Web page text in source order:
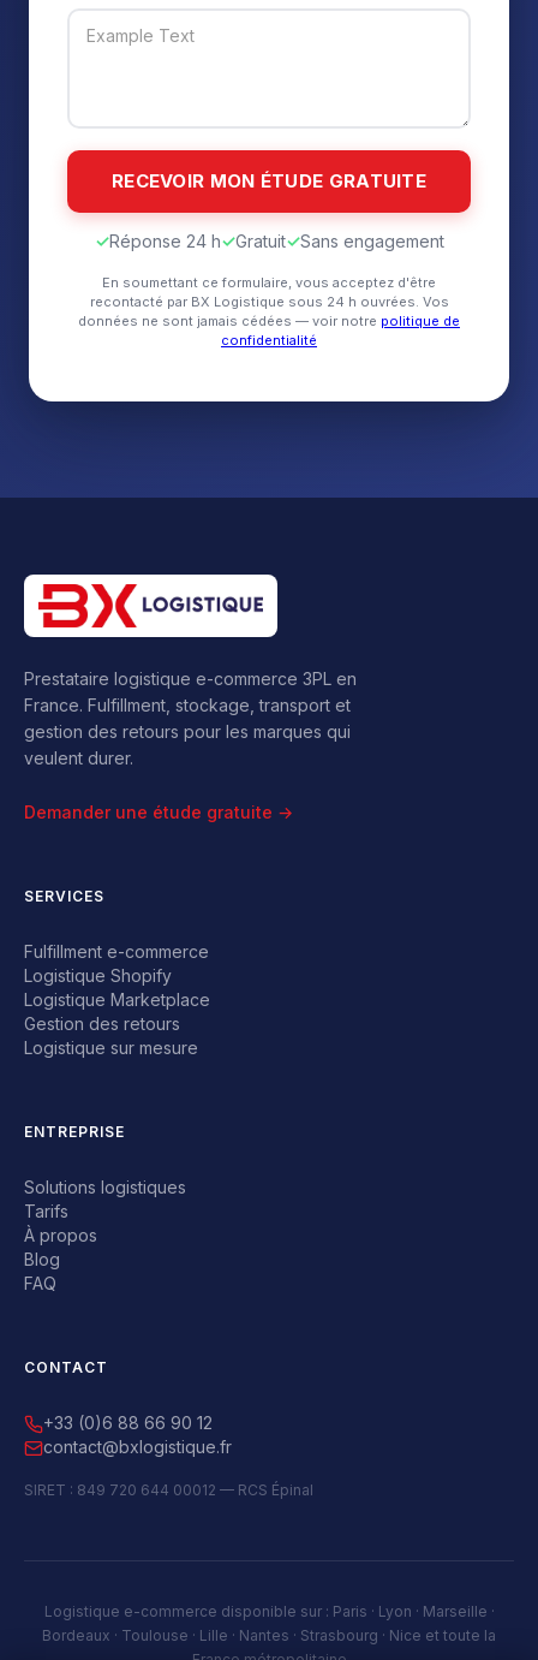
✓Réponse 24 h✓Gratuit✓Sans engagement
En soumettant ce formulaire, vous acceptez d'être
recontacté par BX Logistique sous 24 h ouvrées. Vos
données ne sont jamais cédées — voir notre politique de
confidentialité
Prestataire logistique e-commerce 3PL en
France. Fulfillment, stockage, transport et
gestion des retours pour les marques qui
veulent durer.
Demander une étude gratuite →
SERVICES
Fulfillment e-commerce
Logistique Shopify
Logistique Marketplace
Gestion des retours
Logistique sur mesure
ENTREPRISE
Solutions logistiques
Tarifs
À propos
Blog
FAQ
CONTACT
+33 (0)6 88 66 90 12
contact@bxlogistique.fr
SIRET : 849 720 644 00012 — RCS Épinal
Logistique e-commerce disponible sur : Paris · Lyon · Marseille ·
Bordeaux · Toulouse · Lille · Nantes · Strasbourg · Nice et toute la